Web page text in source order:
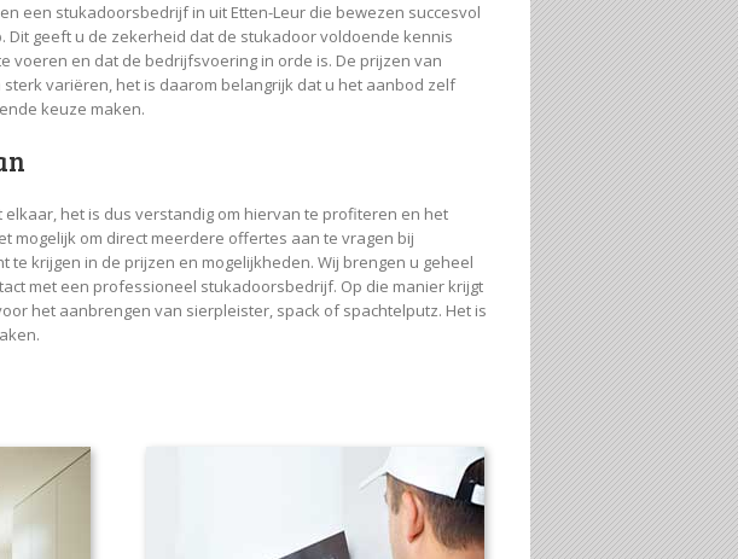
een stukadoorsbedrijf in uit Etten-Leur die bewezen succesvol
Dit geeft u de zekerheid dat de stukadoor voldoende kennis
voeren en dat de bedrijfsvoering in orde is. De prijzen van
variëren, het is daarom belangrijk dat u het aanbod zelf
keuze maken.
het is dus verstandig om hiervan te profiteren en het
mogelijk om direct meerdere offertes aan te vragen bij
te krijgen in de prijzen en mogelijkheden. Wij brengen u geheel
met een professioneel stukadoorsbedrijf. Op die manier krijgt
het aanbrengen van sierpleister, spack of spachtelputz. Het is